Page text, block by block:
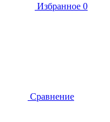
Избранное 0
Сравнение